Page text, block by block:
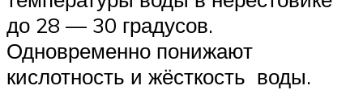
до 28 — 30 градусов.
Одновременно понижают
кислотность и жёсткость воды.